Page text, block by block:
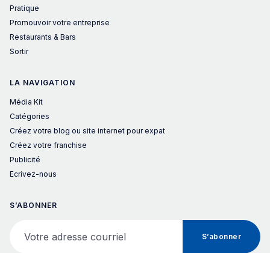
Pratique
Promouvoir votre entreprise
Restaurants & Bars
Sortir
LA NAVIGATION
Média Kit
Catégories
Créez votre blog ou site internet pour expat
Créez votre franchise
Publicité
Ecrivez-nous
S’ABONNER
S’abonner